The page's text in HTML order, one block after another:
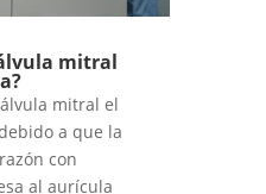
mitral
mitral el
a que la
con
al aurícula